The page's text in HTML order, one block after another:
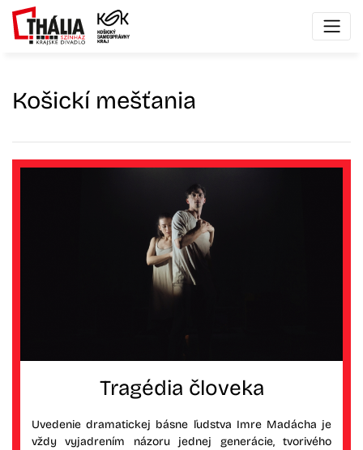
Košickí mešťania
Tragédia človeka
Uvedenie dramatickej básne ľudstva Imre Madácha je
vždy vyjadrením názoru jednej generácie, tvorivého